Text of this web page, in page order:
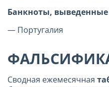
Банкноты,
— Португалия
Сводная ежемесячная